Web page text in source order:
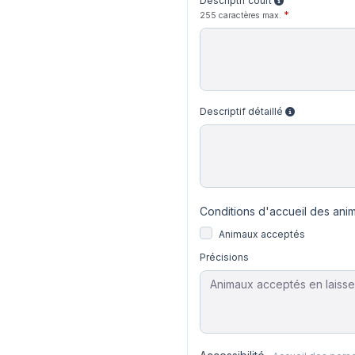
255 caractères max.
Descriptif détaillé
Conditions d'accueil des
Animaux acceptés
Précisions